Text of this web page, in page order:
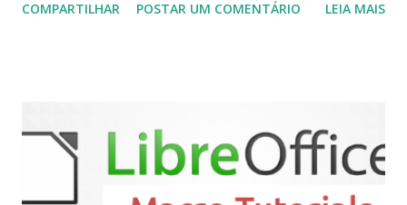
(personal video recorder). A versão final do Kodi 19.5
sudo apt-get install kodi Use o comando a seguir para
instalar codecs de áudio e outros complementos,
executando: $ sudo apt-get install --install-suggests
COMPARTILHAR POSTAR UM COMENTÁRIO LEIA MAIS